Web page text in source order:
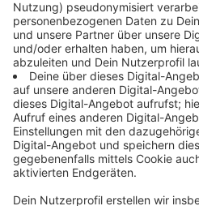
gesungen. Mit Disney hatte
großen Karriereschub und mit
License" hat sie auch den
geschafft.
Anzeige
Wir
Zustimmung, um